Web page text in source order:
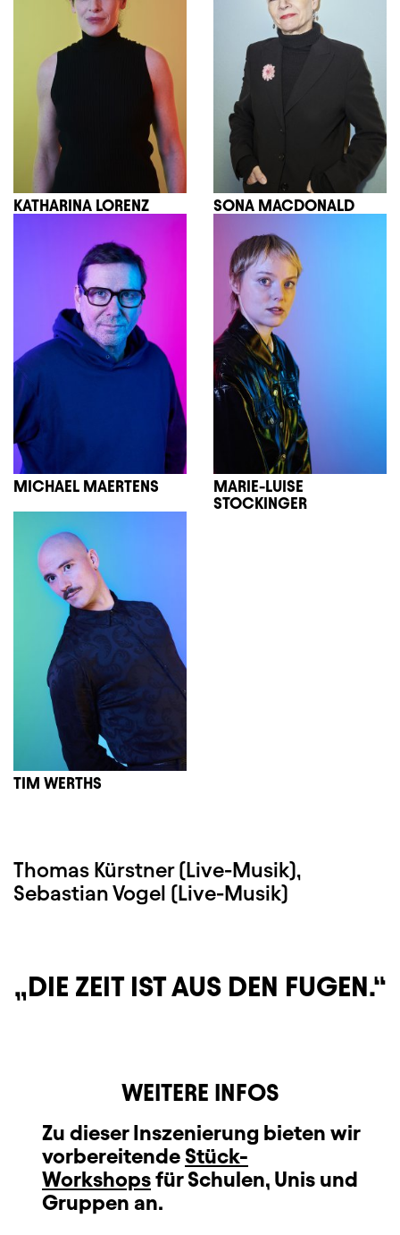
KATHARINA LORENZ SONA MACDONALD
MICHAEL MAERTENS
MARIE-LUISE
STOCKINGER
TIM WERTHS
Thomas Kürstner (Live-Musik),
Sebastian Vogel (Live-Musik)
DIE ZEIT IST AUS DEN FUGEN.
WEITERE INFOS
Zu dieser Inszenierung bieten wir
vorbereitende Stück-
Workshopsfür Schulen, Unis und
Gruppen an.